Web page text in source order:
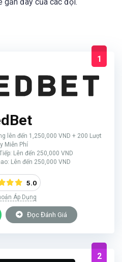
1
lên đến 1,250,000 VND + 200 Lượt
Miễn Phí
Lên đến 250,000 VND
Lên đến 250,000 VND
5.0
Áp Dụng
Đọc Đánh Giá
2